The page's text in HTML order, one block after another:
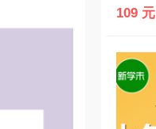
109 元